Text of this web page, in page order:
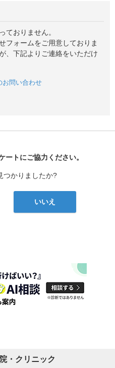
ておりません。
フォームをご用意しておりま
、下記よりご連絡をいただけ
お問い合わせ
ートにご協力ください。
つかりましたか?
いいえ
・クリニック